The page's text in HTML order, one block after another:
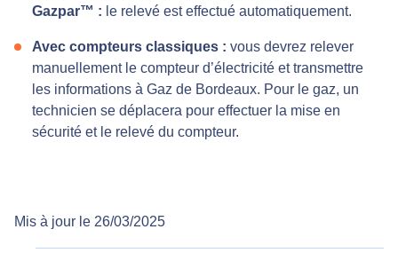
Gazpar™ : le relevé est effectué automatiquement.
Avec compteurs classiques : vous devrez relever
manuellement le compteur d’électricité et transmettre
les informations à Gaz de Bordeaux. Pour le gaz, un
technicien se déplacera pour effectuer la mise en
sécurité et le relevé du compteur.
Mis à jour le 26/03/2025